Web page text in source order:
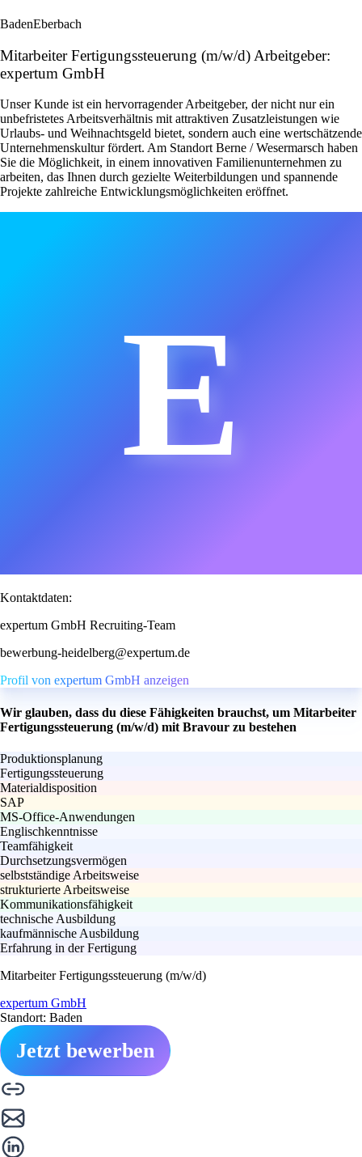
BadenEberbach
Mitarbeiter Fertigungssteuerung (m/w/d) Arbeitgeber:
expertum GmbH
Unser Kunde ist ein hervorragender Arbeitgeber, der nicht nur ein
unbefristetes Arbeitsverhältnis mit attraktiven Zusatzleistungen wie
Urlaubs- und Weihnachtsgeld bietet, sondern auch eine wertschätzende
Unternehmenskultur fördert. Am Standort Berne / Wesermarsch haben
Sie die Möglichkeit, in einem innovativen Familienunternehmen zu
arbeiten, das Ihnen durch gezielte Weiterbildungen und spannende
Projekte zahlreiche Entwicklungsmöglichkeiten eröffnet.
E
Kontaktdaten:
expertum GmbH Recruiting-Team
bewerbung-heidelberg@expertum.de
Profil von expertum GmbH anzeigen
Wir glauben, dass du diese Fähigkeiten brauchst, um Mitarbeiter
Fertigungssteuerung (m/w/d) mit Bravour zu bestehen
Produktionsplanung
Fertigungssteuerung
Materialdisposition
SAP
MS-Office-Anwendungen
Englischkenntnisse
Teamfähigkeit
Durchsetzungsvermögen
selbstständige Arbeitsweise
strukturierte Arbeitsweise
Kommunikationsfähigkeit
technische Ausbildung
kaufmännische Ausbildung
Erfahrung in der Fertigung
Mitarbeiter Fertigungssteuerung (m/w/d)
expertum GmbH
Standort: Baden
Jetzt bewerben